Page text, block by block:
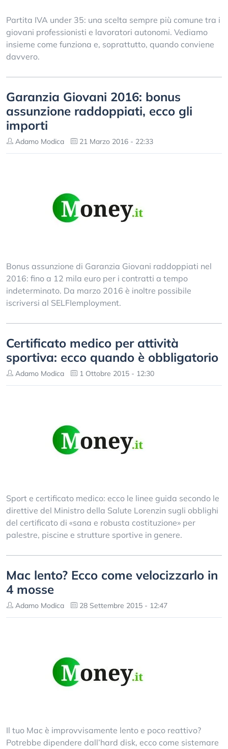
Partita IVA under 35: una scelta sempre più comune tra i
giovani professionisti e lavoratori autonomi. Vediamo
insieme come funziona e, soprattutto, quando conviene
davvero.
Garanzia Giovani 2016: bonus
assunzione raddoppiati, ecco gli
importi
Adamo Modica 21 Marzo 2016 - 22:33
Bonus assunzione di Garanzia Giovani raddoppiati nel
2016: fino a 12 mila euro per i contratti a tempo
indeterminato. Da marzo 2016 è inoltre possibile
iscriversi al SELFIemployment.
Certificato medico per attività
sportiva: ecco quando è obbligatorio
Adamo Modica 1 Ottobre 2015 - 12:30
Sport e certificato medico: ecco le linee guida secondo le
direttive del Ministro della Salute Lorenzin sugli obblighi
del certificato di «sana e robusta costituzione» per
palestre, piscine e strutture sportive in genere.
Mac lento? Ecco come velocizzarlo in
4 mosse
Adamo Modica 28 Settembre 2015 - 12:47
Il tuo Mac è improvvisamente lento e poco reattivo?
Potrebbe dipendere dall’hard disk, ecco come sistemare